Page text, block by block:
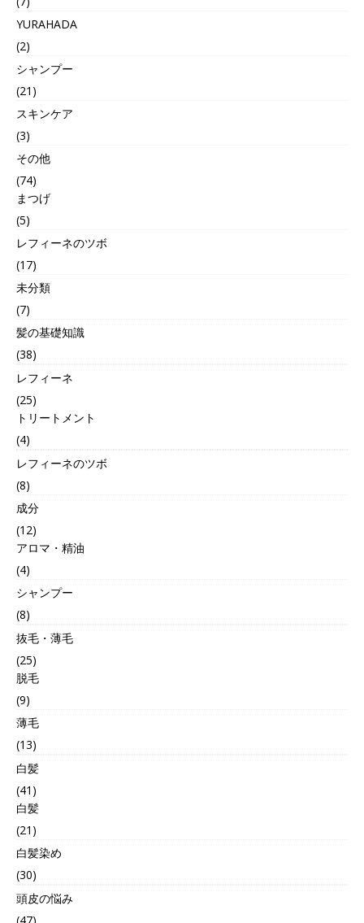
YURAHADA
(2)
シャンプー
(21)
スキンケア
(3)
その他
(74)
まつげ
(5)
レフィーネのツボ
(17)
未分類
(7)
髪の基礎知識
(38)
レフィーネ
(25)
トリートメント
(4)
レフィーネのツボ
(8)
成分
(12)
アロマ・精油
(4)
シャンプー
(8)
抜毛・薄毛
(25)
脱毛
(9)
薄毛
(13)
白髪
(41)
白髪
(21)
白髪染め
(30)
頭皮の悩み